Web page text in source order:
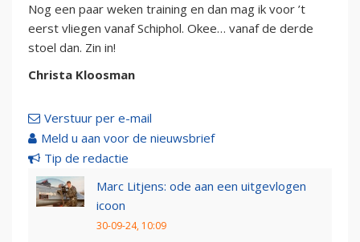
Nog een paar weken training en dan mag ik voor ’t
eerst vliegen vanaf Schiphol. Okee… vanaf de derde
stoel dan. Zin in!
Christa Kloosman
Verstuur per e-mail
Meld u aan voor de nieuwsbrief
Tip de redactie
Marc Litjens: ode aan een uitgevlogen
icoon
30-09-24, 10:09